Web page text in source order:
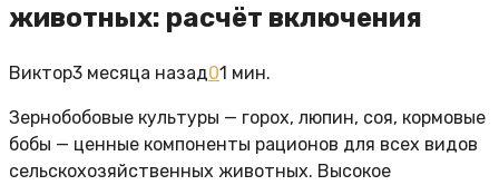
животных: расчёт включения
Виктор3 месяца назад01 мин.
Зернобобовые культуры — горох, люпин, соя, кормовые
бобы — ценные компоненты рационов для всех видов
сельскохозяйственных животных. Высокое